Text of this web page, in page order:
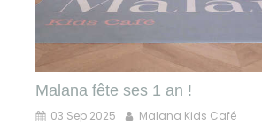
Malana fête ses 1 an !
03 Sep 2025 Malana Kids Café